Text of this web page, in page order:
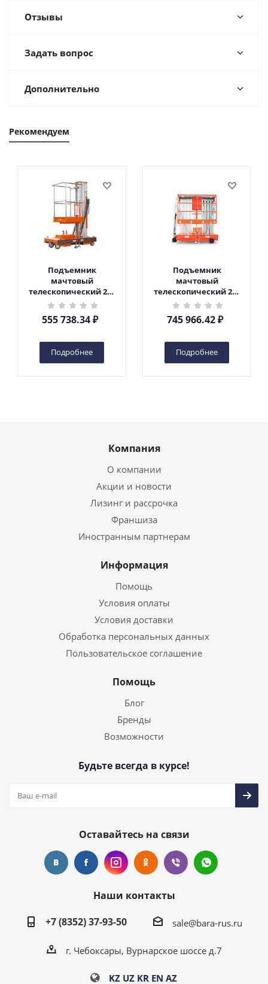
Отзывы
Задать вопрос
Дополнительно
Рекомендуем
Подъемник
мачтовый
телескопический 200
кг 6 м TOR GTWY6-200S
DC 2-мачтовый
(автономный) (G) в
555 738.34₽
Подробнее
Подъемник
мачтовый
телескопический 200
кг 10 м TOR GTWY10-
200S DC 2-мачтовый
(автономный) (N) в
745 966.42₽
Подробнее
Компания
О компании
Акции и новости
Лизинг и рассрочка
Франшиза
Иностранным партнерам
Информация
Помощь
Условия оплаты
Условия доставки
Обработка персональных данных
Пользовательское соглашение
Помощь
Блог
Бренды
Возможности
Будьте всегда в курсе!
Оставайтесь на связи
Наши контакты
+7 (8352) 37-93-50
sale@bara-rus.ru
г. Чебоксары, Вурнарское шоссе д.7
KZ UZ KR EN AZ